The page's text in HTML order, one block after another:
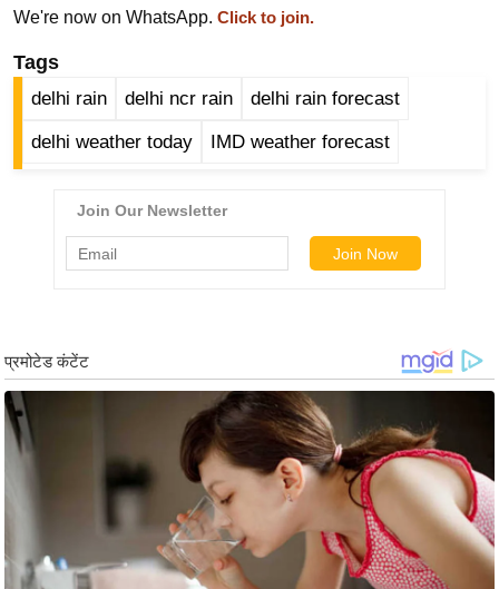
k
n
g
N
इ
ल
टे
क्नॉ
ब्यू
टी
We're now on WhatsApp. Click to join.
Tags
delhi rain delhi ncr rain delhi rain forecast
delhi weather today IMD weather forecast